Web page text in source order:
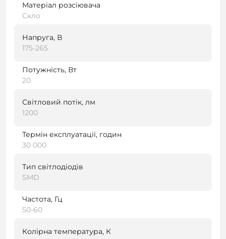
Матеріал розсіювача
Скло
Напруга, В
175-265
Потужність, Вт
20
Світловий потік, лм
1200
Термін експлуатації, годин
30 000
Тип світлодіодів
SMD
Частота, Гц
50-60
Колірна температура, К